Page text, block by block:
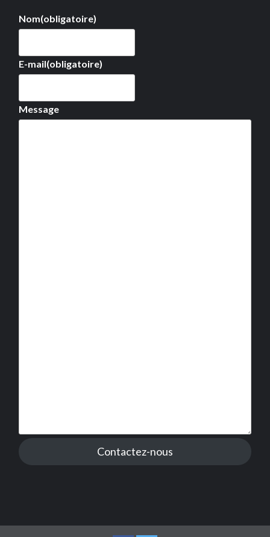
Nom(obligatoire)
E-mail(obligatoire)
Message
Contactez-nous